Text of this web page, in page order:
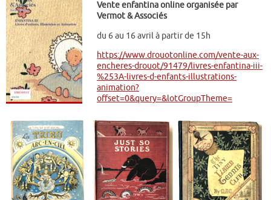
Vente enfantina online organisée par
Vermot & Associés
du 6 au 16 avril à partir de 15h
https://www.drouotonline.com/vente-aux-
encheres-drouot/91479/livres-enfantina-iii-
%253A-livres-d-enfants-illustrations-
animation?
offset=0&query=&lotGroupTheme=